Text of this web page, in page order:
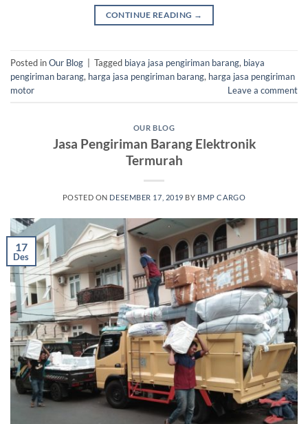
CONTINUE READING →
Posted inOur Blog Tagged biaya jasa pengiriman barang, biaya
pengiriman barang, harga jasa pengiriman barang, harga jasa pengiriman
motor
Leave a comment
OUR BLOG
Jasa Pengiriman Barang Elektronik
Termurah
POSTED ON DESEMBER 17, 2019 BY BMP CARGO
17
Des